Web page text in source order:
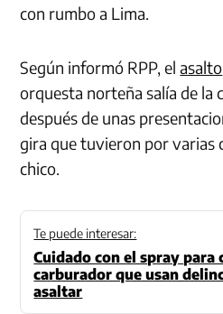
con rumbo a Lima.
Según informó RPP, elasalto
orquesta norteña salía de la
después de unas
gira que tuvieron por varias
chico.
Te puede interesar:
Cuidado con el spray para
carburador que usan
asaltar